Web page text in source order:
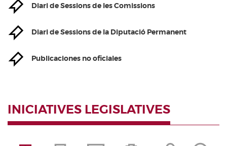
Diari de Sessions de les Comissions
Diari de Sessions de la Diputació Permanent
Publicaciones no oficiales
INICIATIVES LEGISLATIVES